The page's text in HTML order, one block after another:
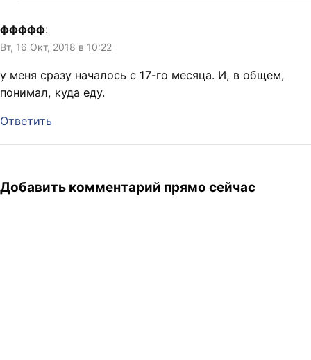
ффффф:
Вт, 16 Окт, 2018 в 10:22
у меня сразу началось с 17-го месяца. И, в общем,
понимал, куда еду.
Ответить
Добавить комментарий прямо сейчас